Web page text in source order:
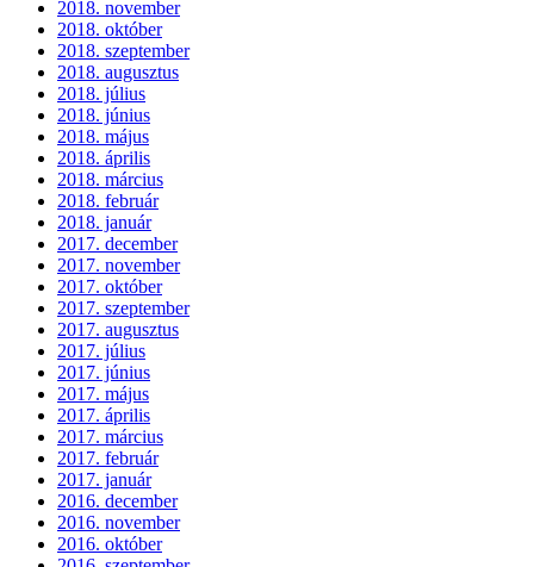
2018. november
2018. október
2018. szeptember
2018. augusztus
2018. július
2018. június
2018. május
2018. április
2018. március
2018. február
2018. január
2017. december
2017. november
2017. október
2017. szeptember
2017. augusztus
2017. július
2017. június
2017. május
2017. április
2017. március
2017. február
2017. január
2016. december
2016. november
2016. október